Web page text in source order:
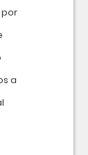
por
a